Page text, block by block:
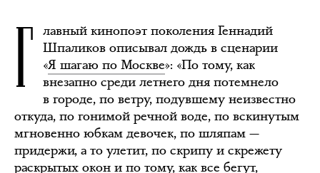
Г лавный кинопоэт поколения Геннадий
Шпаликов описывал дождь в сценарии
«Я шагаю по Москве»: «По тому, как
внезапно среди летнего дня потемнело
в городе, по ветру, подувшему неизвестно
откуда, по гонимой речной воде, по вскинутым
мгновенно юбкам девочек, по шляпам —
придержи, а то улетит, по скрипу и скрежету
раскрытых окон и по тому, как все бегут,